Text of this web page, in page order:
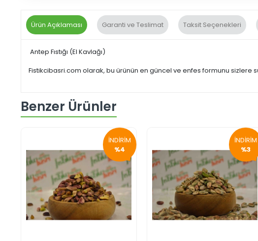
Ürün Açıklaması Garanti ve Teslimat Taksit Seçenekleri
Antep Fıstığı (El Kavlağı)
Fistikcibasri.com olarak, bu ürünün en güncel ve enfes formunu sizlere
Benzer Ürünler
İNDİRİM
%4
İNDİRİM
%3